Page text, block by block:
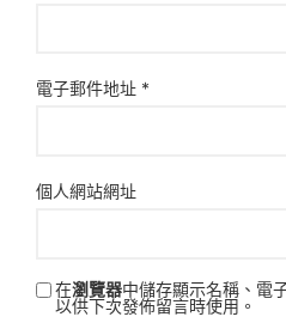
電子郵件地址 *
個人網站網址
在瀏覽器中儲存顯示名稱、電
以供下次發佈留言時使用。